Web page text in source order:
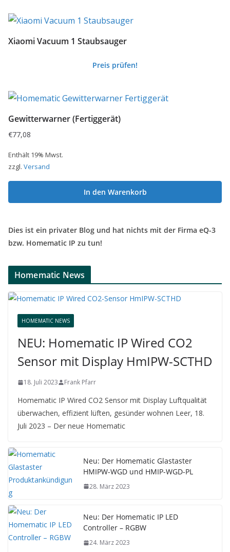
Xiaomi Vacuum 1 Staubsauger
Preis prüfen!
Gewitterwarner (Fertiggerät)
€77,08
Enthält 19% Mwst.
zzgl. Versand
In den Warenkorb
Dies ist ein privater Blog und hat nichts mit der Firma eQ-3
bzw. Homematic IP zu tun!
Homematic News
HOMEMATIC NEWS
NEU: Homematic IP Wired CO2
Sensor mit Display HmIPW-SCTHD
18. Juli 2023 Frank Pfarr
Homematic IP Wired CO2 Sensor mit Display Luftqualität
überwachen, effizient lüften, gesünder wohnen Leer, 18.
Juli 2023 – Der neue Homematic
Neu: Der Homematic Glastaster
HMIPW-WGD und HMIP-WGD-PL
28. März 2023
Neu: Der Homematic IP LED
Controller – RGBW
24. März 2023